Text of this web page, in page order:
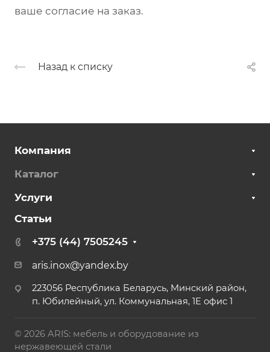
ваше согласие на заказ.
Назад к списку
Компания
Каталог
Услуги
Статьи
+375 (44) 7505245
aris.inox@yandex.by
223056 Республика Беларусь, Минский район,
п. Юбилейный, ул. Коммунальная, 1Е офис 1
© 2026 ARIS: мебель и оборудование из
нержавеющей стали